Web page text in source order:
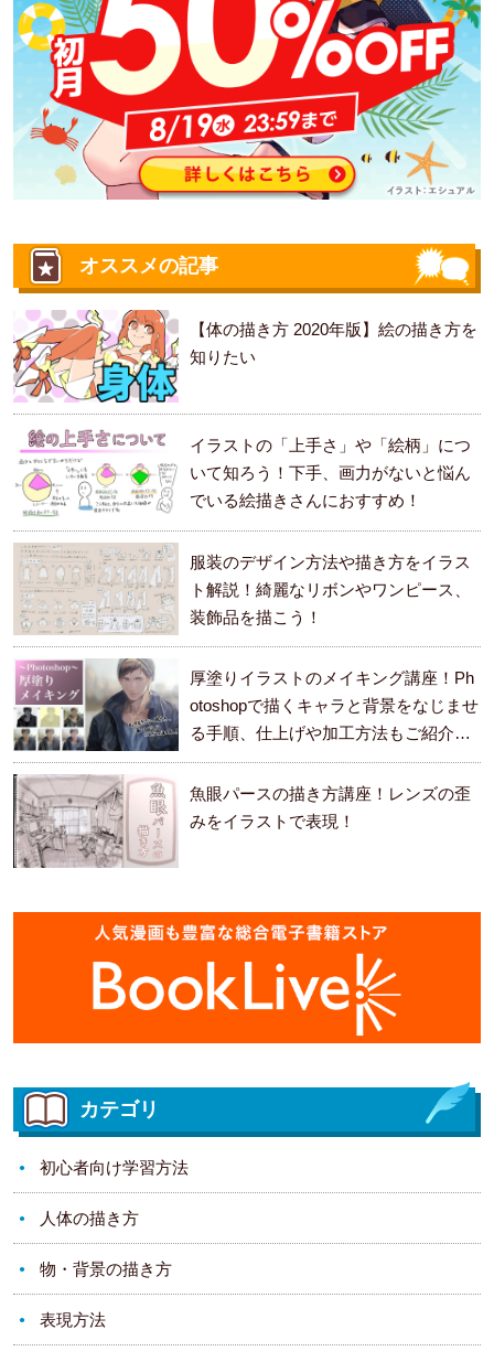
オススメの記事
【体の描き方 2020年版】絵の描き方を
知りたい
イラストの「上手さ」や「絵柄」につ
いて知ろう！下手、画力がないと悩ん
でいる絵描きさんにおすすめ！
服装のデザイン方法や描き方をイラス
ト解説！綺麗なリボンやワンピース、
装飾品を描こう！
厚塗りイラストのメイキング講座！Ph
otoshopで描くキャラと背景をなじませ
る手順、仕上げや加工方法もご紹介し
ます。
魚眼パースの描き方講座！レンズの歪
みをイラストで表現！
カテゴリ
初心者向け学習方法
人体の描き方
物・背景の描き方
表現方法